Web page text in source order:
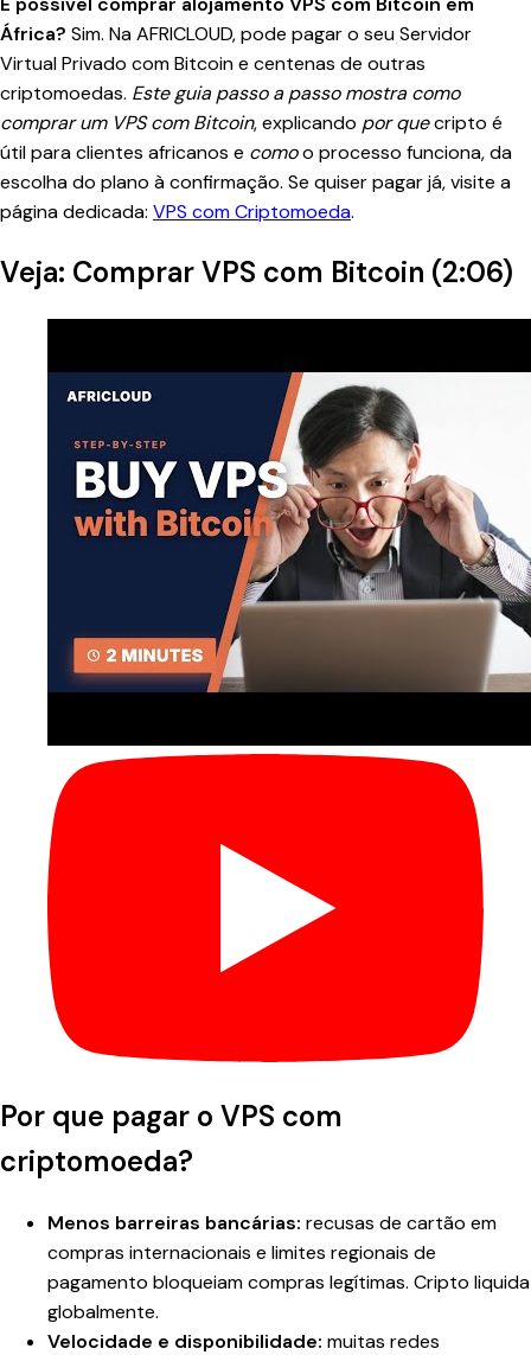
África? Sim. Na AFRICLOUD, pode pagar o seu Servidor
Virtual Privado com Bitcoin e centenas de outras
criptomoedas. Este guia passo a passo mostra como
comprar um VPS com Bitcoin, explicando por quecripto é
útil para clientes africanos e comoo processo funciona, da
escolha do plano à confirmação. Se quiser pagar já, visite a
página dedicada: VPS com Criptomoeda.
Veja: Comprar VPS com Bitcoin (2:06)
Por que pagar o VPS com
criptomoeda?
Menos barreiras bancárias: recusas de cartão em
compras internacionais e limites regionais de
pagamento bloqueiam compras legítimas. Cripto liquida
globalmente.
Velocidade e disponibilidade: muitas redes